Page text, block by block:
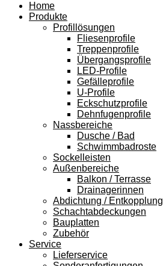
Home
Produkte
Profillösungen
Fliesenprofile
Treppenprofile
Übergangsprofile
LED-Profile
Gefälleprofile
U-Profile
Eckschutzprofile
Dehnfugenprofile
Nassbereiche
Dusche / Bad
Schwimmbadroste
Sockelleisten
Außenbereiche
Balkon / Terrasse
Drainagerinnen
Abdichtung / Entkopplung
Schachtabdeckungen
Bauplatten
Zubehör
Service
Lieferservice